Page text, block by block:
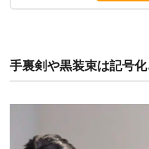
手裏剣や黒装束は記号